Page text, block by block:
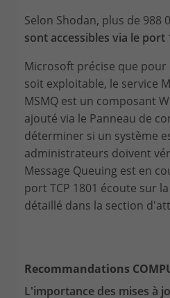
Selon Shodan, plus de 988
sont accessibles via le port
Microsoft précise que
soit exploitable, le service
MSMQ est un composant
ajouté via le Panneau de
déterminer si un système
administrateurs doivent
Message Queuing est en
port TCP 1801 écoute sur
détaillé dans la section
Recommandations
L'importance des mises à